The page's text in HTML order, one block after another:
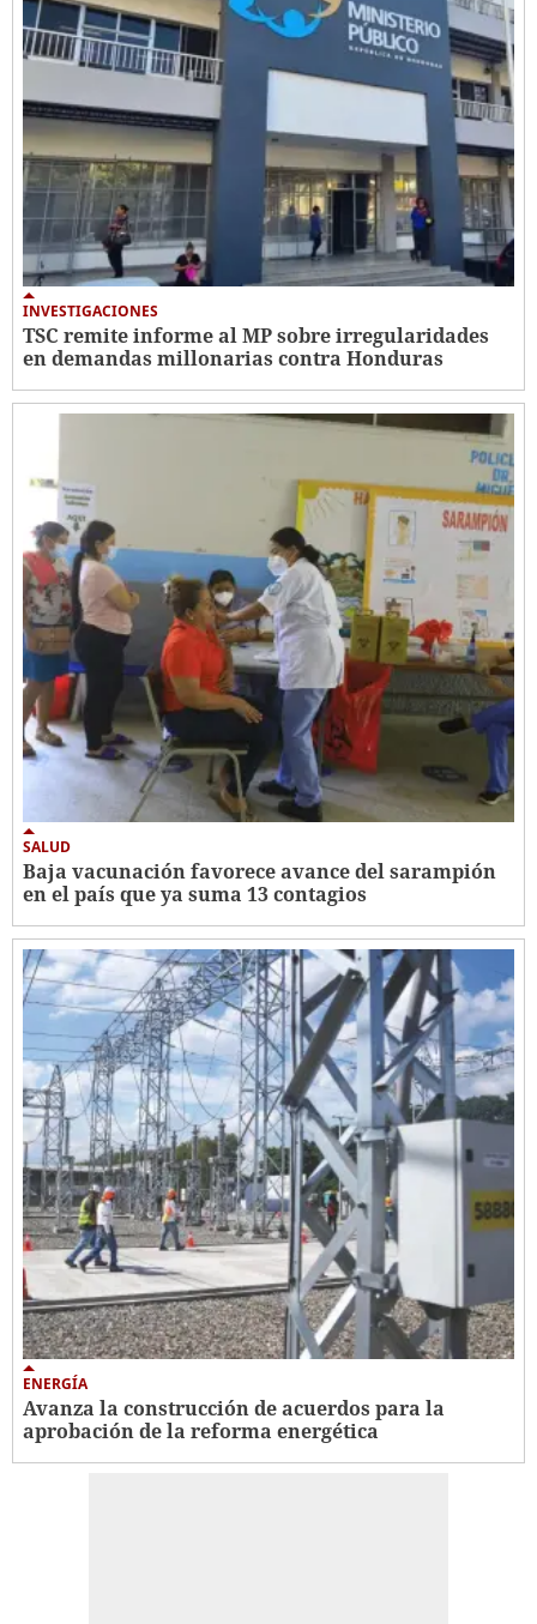
INVESTIGACIONES
TSC remite informe al MP sobre irregularidades
en demandas millonarias contra Honduras
SALUD
Baja vacunación favorece avance del sarampión
en el país que ya suma 13 contagios
ENERGÍA
Avanza la construcción de acuerdos para la
aprobación de la reforma energética